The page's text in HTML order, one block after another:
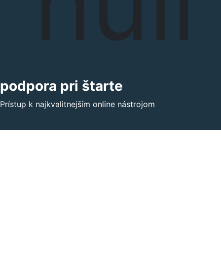
podpora pri štarte
Prístup k najkvalitnejším online nástrojom